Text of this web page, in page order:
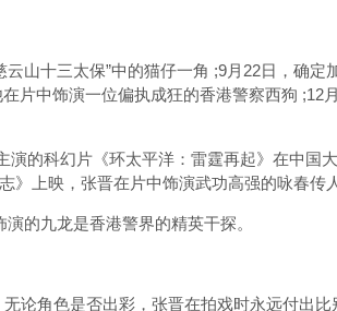
十三太保”中的猫仔一角 ;9月22日，确定
片中饰演一位偏执成狂的香港警察西狗 ;12
的科幻片《环太平洋：雷霆再起》在中国
上映，张晋在片中饰演武功高强的咏春传
的九龙是香港警界的精英干探。
角色是否出彩，张晋在拍戏时永远付出比